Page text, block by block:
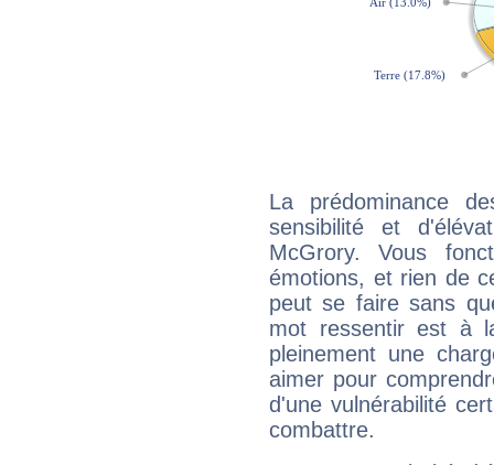
La prédominance
sensibilité et
McGrory. Vous
émotions, et rien de
peut se faire sans
mot ressentir est à
pleinement une
aimer pour
d'une vulnérabilité
combattre.